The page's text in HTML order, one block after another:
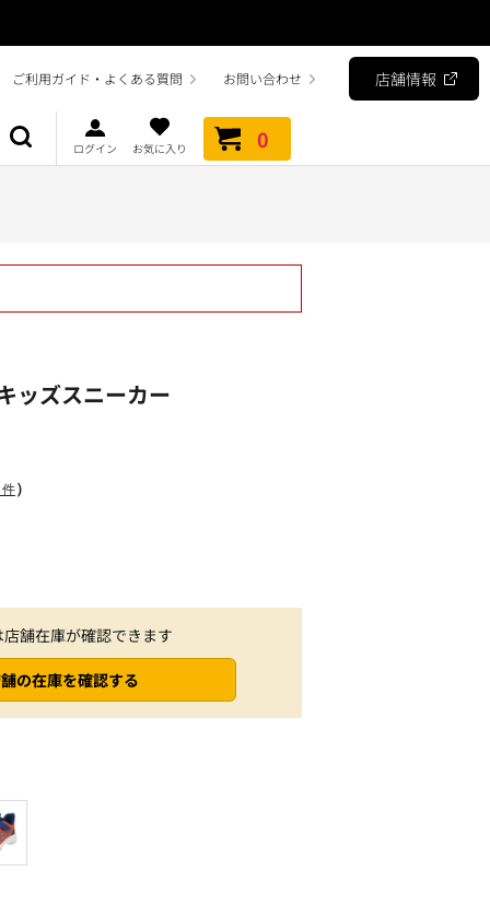
ご利用ガイド・よくある質問 お問い合わせ 店舗情報
ログイン お気に入り 0
舗在庫が確認できます
の在庫を確認する
ッズスニーカー
）